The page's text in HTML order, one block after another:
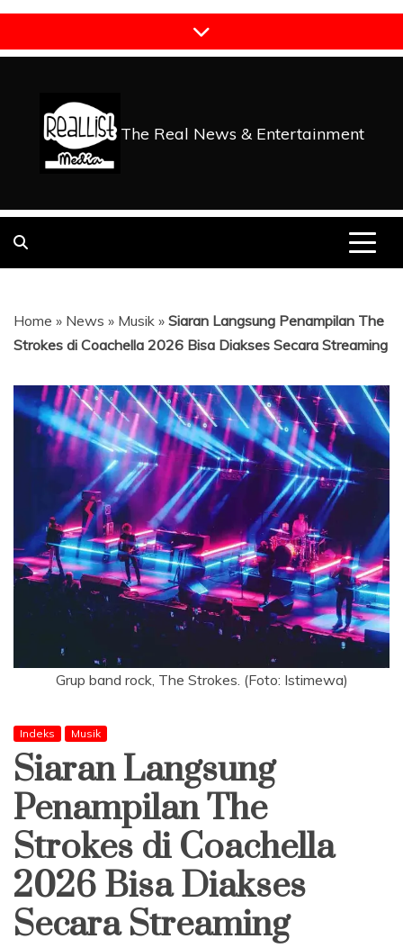
Skip
content
The Real News & Entertainment
Home » News » Musik » Siaran Langsung Penampilan The
Strokes di Coachella 2026 Bisa Diakses Secara Streaming
Grup band rock, The Strokes. (Foto: Istimewa)
Indeks Musik
Siaran Langsung
Penampilan The
Strokes di Coachella
2026 Bisa Diakses
Secara Streaming